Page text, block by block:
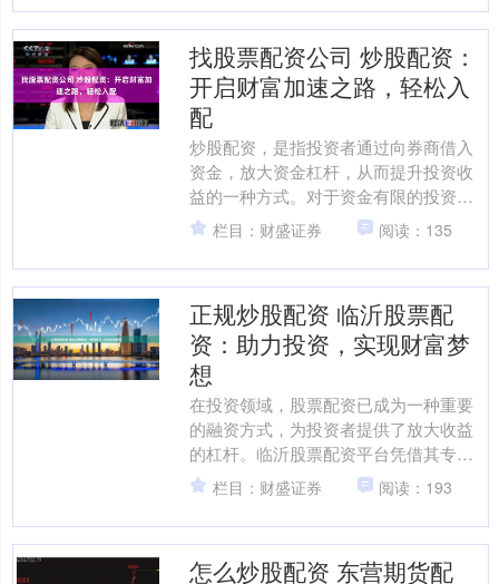
找股票配资公司 炒股配资：
开启财富加速之路，轻松入
配
炒股配资，是指投资者通过向券商借入
资金，放大资金杠杆，从而提升投资收
益的一种方式。对于资金有限的投资者
来说，配资无疑是开启财富加速之路的
有效途径。 然而，对于新....
栏目：财盛证券 阅读：135
正规炒股配资 临沂股票配
资：助力投资，实现财富梦
想
在投资领域，股票配资已成为一种重要
的融资方式，为投资者提供了放大收益
的杠杆。临沂股票配资平台凭借其专业
性、安全性，助力投资者实现财富梦
想。 商品期货配资的杠杆效....
栏目：财盛证券 阅读：193
怎么炒股配资 东营期货配